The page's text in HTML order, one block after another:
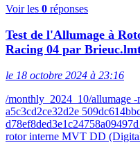
Voir les 0 réponses
Test de l'Allumage à
Racing 04 par
le 18 octobre 2024 à 23:16
/monthly_2024_10/allumage
a5c3cd2ce32d2e
rotor interne MVT DD